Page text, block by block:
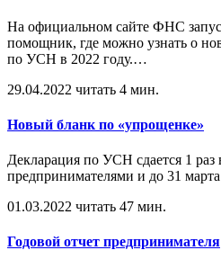
На официальном сайте ФНС
помощник, где можно узнать о
по УСН в 2022 году.…
29.04.2022 читать 4 мин.
Новый бланк по «упрощенке»
Декларация по УСН сдается 1 раз
предпринимателями и до 31
01.03.2022 читать 47 мин.
Годовой отчет предпринимателя